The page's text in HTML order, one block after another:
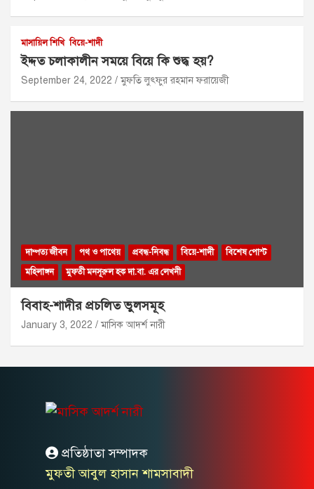
মাসায়িল শিখি বিয়ে-শাদী
ইদ্দত চলাকালীন সময়ে বিয়ে কি শুদ্ধ হয়?
September 24, 2022 মুফতি লুৎফুর রহমান ফরায়েজী
দাম্পত্য জীবন পথ ও পাথেয় প্রবন্ধ-নিবন্ধ বিয়ে-শাদী
বিশেষ পোস্ট
মহিলাঙ্গন
মুফতী মনসূরুল হক দা.বা. এর লেখনী
বিবাহ-শাদীর প্রচলিত ভুলসমূহ
January 3, 2022 মাসিক আদর্শ নারী
প্রতিষ্ঠাতা সম্পাদক
মুফতী আবুল হাসান শামসাবাদী